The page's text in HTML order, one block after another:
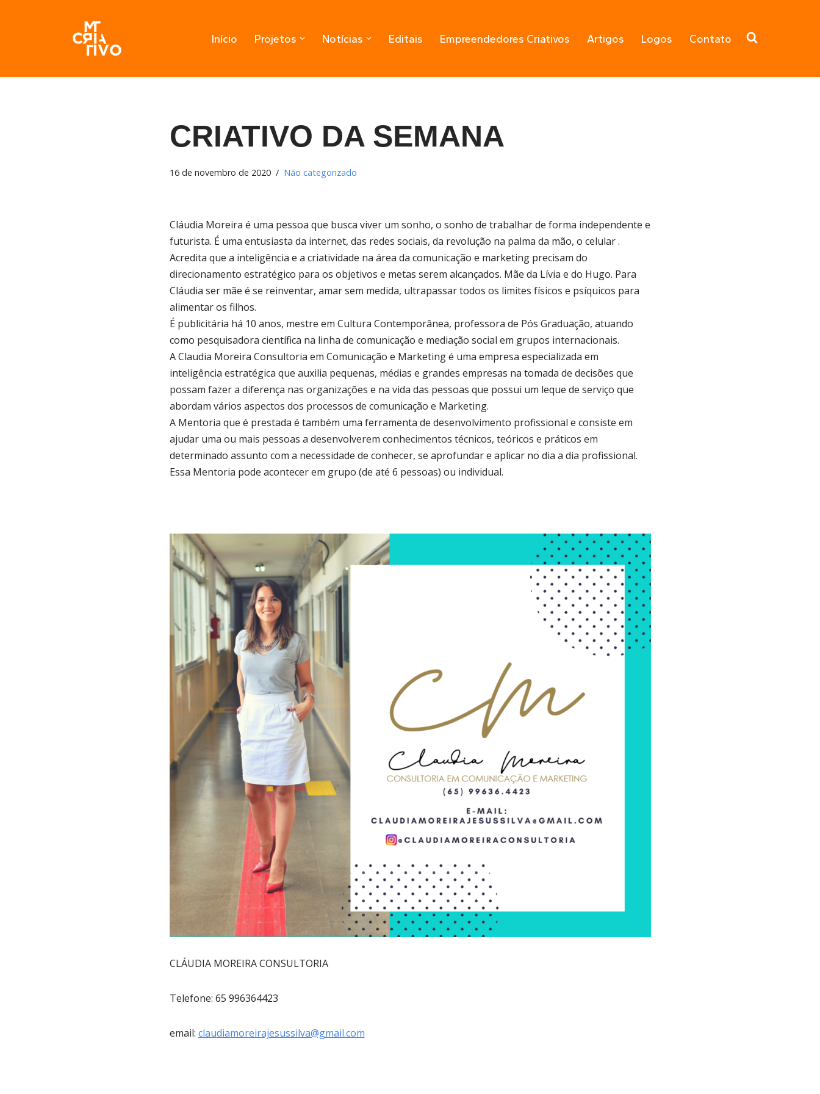
Início Projetos Notícias Editais Empreendedores Criativos Artigos Logos Contato
CRIATIVO DA SEMANA
16 de novembro de 2020 Não categorizado
Cláudia Moreira é uma pessoa que busca viver um sonho, o sonho de trabalhar de forma independente e
futurista. É uma entusiasta da internet, das redes sociais, da revolução na palma da mão, o celular .
Acredita que a inteligência e a criatividade na área da comunicação e marketing precisam do
direcionamento estratégico para os objetivos e metas serem alcançados. Mãe da Lívia e do Hugo. Para
Cláudia ser mãe é se reinventar, amar sem medida, ultrapassar todos os limites físicos e psíquicos para
alimentar os filhos.
É publicitária há 10 anos, mestre em Cultura Contemporânea, professora de Pós Graduação, atuando
como pesquisadora científica na linha de comunicação e mediação social em grupos internacionais.
A Claudia Moreira Consultoria em Comunicação e Marketing é uma empresa especializada em
inteligência estratégica que auxilia pequenas, médias e grandes empresas na tomada de decisões que
possam fazer a diferença nas organizações e na vida das pessoas que possui um leque de serviço que
abordam vários aspectos dos processos de comunicação e Marketing.
A Mentoria que é prestada é também uma ferramenta de desenvolvimento profissional e consiste em
ajudar uma ou mais pessoas a desenvolverem conhecimentos técnicos, teóricos e práticos em
determinado assunto com a necessidade de conhecer, se aprofundar e aplicar no dia a dia profissional.
Essa Mentoria pode acontecer em grupo (de até 6 pessoas) ou individual.
CLÁUDIA MOREIRA CONSULTORIA
Telefone: 65 996364423
email: claudiamoreirajesussilva@gmail.com